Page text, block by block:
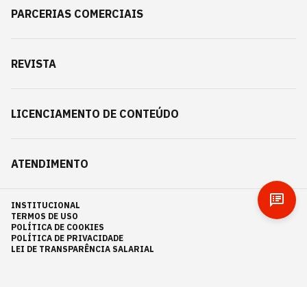
PARCERIAS COMERCIAIS
REVISTA
LICENCIAMENTO DE CONTEÚDO
ATENDIMENTO
INSTITUCIONAL
TERMOS DE USO
POLÍTICA DE COOKIES
POLÍTICA DE PRIVACIDADE
LEI DE TRANSPARÊNCIA SALARIAL